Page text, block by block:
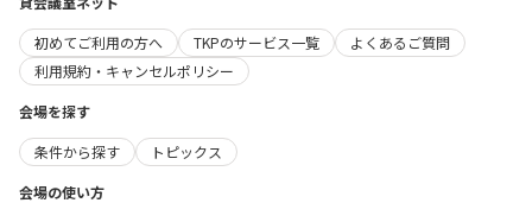
初めてご利用の方へ
TKPのサービス一覧
よくあるご質問
利用規約・キャンセルポリシー
会場を探す
条件から探す
トピックス
会場の使い方